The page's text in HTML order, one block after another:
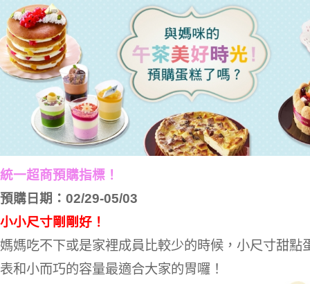
統一超商預購指標！
預購日期：02/29-05/03
小小尺寸剛剛好！
媽媽吃不下或是家裡成員比較少的時候，小尺寸甜點
表和小而巧的容量最適合大家的胃囉！